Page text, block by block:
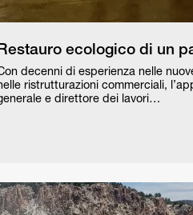
ecologico di un
decenni di esperienza nelle
ristrutturazioni commerciali,
e direttore dei lavori…